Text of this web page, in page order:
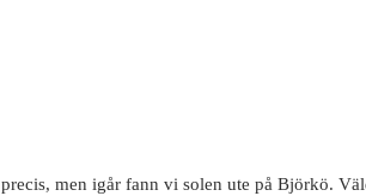
men igår fann vi solen ute på Björkö.